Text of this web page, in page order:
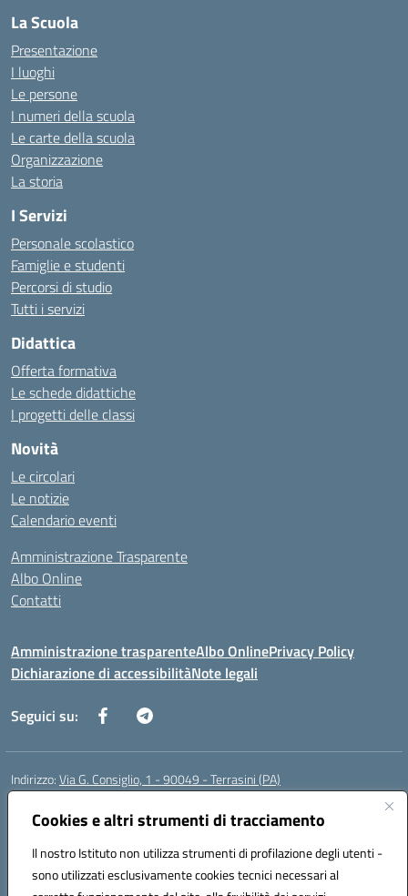
Cookies e altri strumenti di tracciamento
Il nostro Istituto non utilizza strumenti di profilazione degli utenti -
sono utilizzati esclusivamente cookies tecnici necessari al
La Scuola
Presentazione
I luoghi
Le persone
I numeri della scuola
Le carte della scuola
Organizzazione
La storia
I Servizi
Personale scolastico
Famiglie e studenti
Percorsi di studio
Tutti i servizi
Didattica
Offerta formativa
Le schede didattiche
I progetti delle classi
Novità
Le circolari
Le notizie
Calendario eventi
Amministrazione Trasparente
Albo Online
Contatti
Amministrazione trasparenteAlbo OnlinePrivacy Policy
Dichiarazione di accessibilitàNote legali
Seguici su:
Indirizzo:Via G. Consiglio, 1 - 90049 - Terrasini (PA)
Centralino:
Posta elettronica certificata (PEC):paic88700d@pec.istruzione.it
Codice fiscale: 80025710825
Codice meccanografico:PAIC88700D
Codice Indice delle Pubbliche Amministrazioni (IPA): istsc_paic88700d